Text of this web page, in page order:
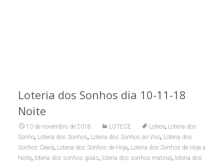
Loteria dos Sonhos dia 10-11-18
Noite
10 de novembro de 2018 LOTECE Lotece, Loteria dos
Sonho, Loteria dos Sonhos, Loteria dos Sonhos ao Vivo, Loteria dos
Sonhos Ceará, Loteria dos Sonhos de Hoje, Loteria dos Sonhos de Hoje a
Noite, loteria dos sonhos goias, loteria dos sonhos matinal , loteria dos